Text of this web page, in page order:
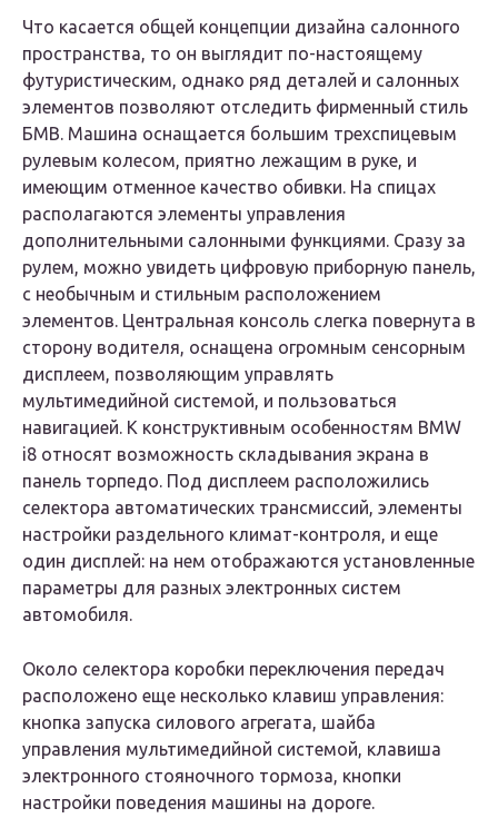
Что касается общей концепции дизайна салонного
пространства, то он выглядит по-настоящему
футуристическим, однако ряд деталей и салонных
элементов позволяют отследить фирменный стиль
БМВ. Машина оснащается большим трехспицевым
рулевым колесом, приятно лежащим в руке, и
имеющим отменное качество обивки. На спицах
располагаются элементы управления
дополнительными салонными функциями. Сразу за
рулем, можно увидеть цифровую приборную панель,
с необычным и стильным расположением
элементов. Центральная консоль слегка повернута в
сторону водителя, оснащена огромным сенсорным
дисплеем, позволяющим управлять
мультимедийной системой, и пользоваться
навигацией. К конструктивным особенностям BMW
i8 относят возможность складывания экрана в
панель торпедо. Под дисплеем расположились
селектора автоматических трансмиссий, элементы
настройки раздельного климат-контроля, и еще
один дисплей: на нем отображаются установленные
параметры для разных электронных систем
автомобиля.
Около селектора коробки переключения передач
расположено еще несколько клавиш управления:
кнопка запуска силового агрегата, шайба
управления мультимедийной системой, клавиша
электронного стояночного тормоза, кнопки
настройки поведения машины на дороге.